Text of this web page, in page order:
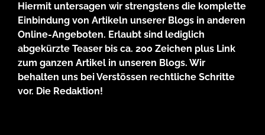
Hiermit untersagen wir strengstens die komplette
Einbindung von Artikeln unserer Blogs in anderen
Online-Angeboten. Erlaubt sind lediglich
abgekürzte Teaser bis ca. 200 Zeichen plus Link
zum ganzen Artikel in unseren Blogs. Wir
behalten uns bei Verstössen rechtliche Schritte
vor. Die Redaktion!